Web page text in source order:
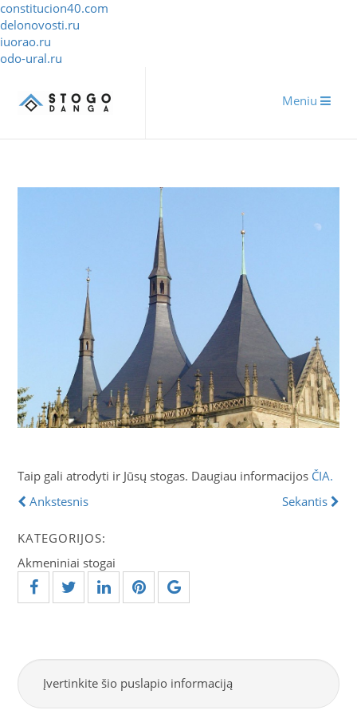
constitucion40.com
delonovosti.ru
iuorao.ru
odo-ural.ru
Meniu
Taip gali atrodyti ir Jūsų stogas. Daugiau informacijos ČIA.
Ankstesnis
Sekantis
KATEGORIJOS:
Akmeniniai stogai
Įvertinkite šio puslapio informaciją